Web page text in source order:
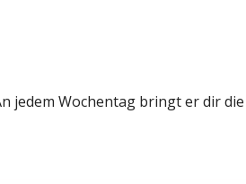
jedem Wochentag bringt er dir